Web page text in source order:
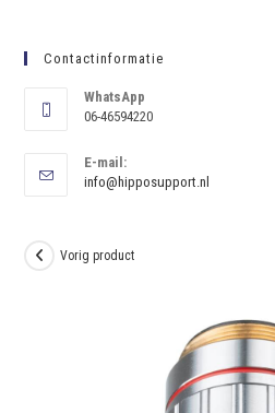
Vorig product
Contactinformatie
WhatsApp
06-46594220
E-mail:
info@hipposupport.nl